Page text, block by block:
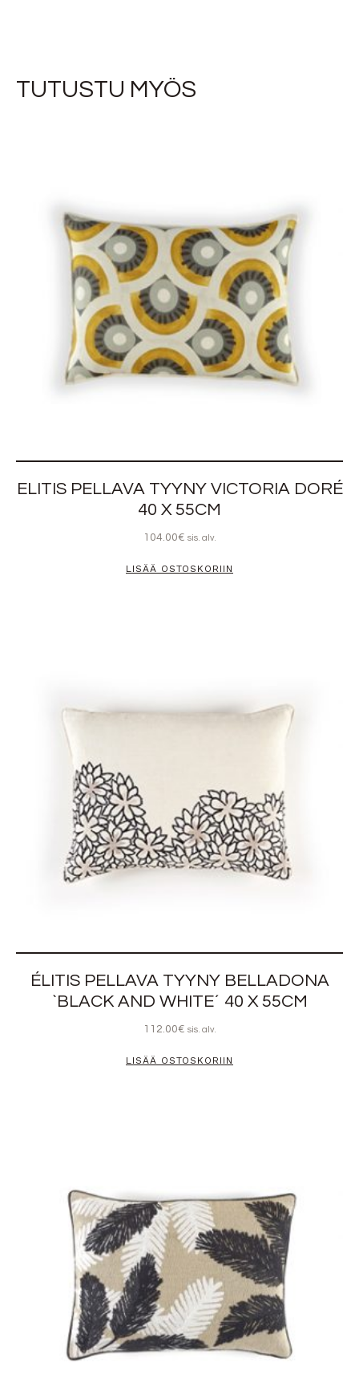
TUTUSTU MYÖS
ELITIS PELLAVA TYYNY VICTORIA DORÉ
40 X 55CM
104.00€ sis. alv.
LISÄÄ OSTOSKORIIN
ÉLITIS PELLAVA TYYNY BELLADONA
`BLACK AND WHITE´ 40 X 55CM
112.00€ sis. alv.
LISÄÄ OSTOSKORIIN